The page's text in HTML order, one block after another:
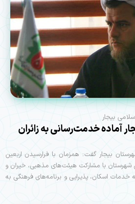
بیجار
آماده خدمت‌رسانی به زائران
بیجار گفت: همزمان با فرارسیدن اربعین
با مشارکت هیئت‌های مذهبی، خیران و
خدمات اسکان، پذیرایی و برنامه‌های فرهنگی به